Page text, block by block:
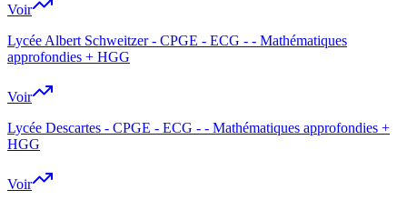
Voir
Lycée Albert Schweitzer - CPGE - ECG - - Mathématiques
approfondies + HGG
Voir
Lycée Descartes - CPGE - ECG - - Mathématiques approfondies +
HGG
Voir